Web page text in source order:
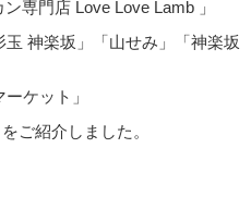
専門店 Love Love Lamb 」
神楽坂」「山せみ」「神楽坂
ケット」
ご紹介しました。